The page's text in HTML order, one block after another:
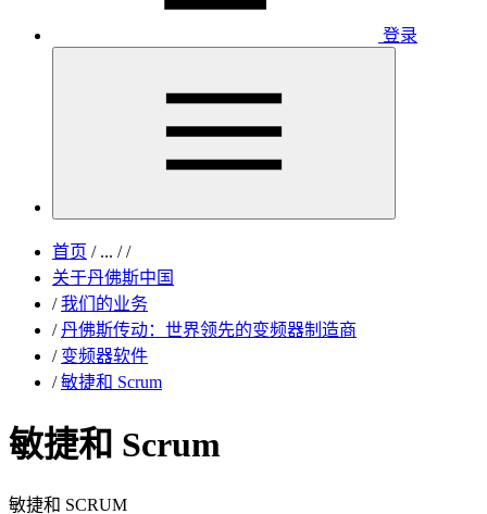
登录
首页 /... / /
关于丹佛斯中国
/ 我们的业务
/ 丹佛斯传动：世界领先的变频器制造商
/ 变频器软件
/ 敏捷和 Scrum
敏捷和 Scrum
敏捷和 SCRUM